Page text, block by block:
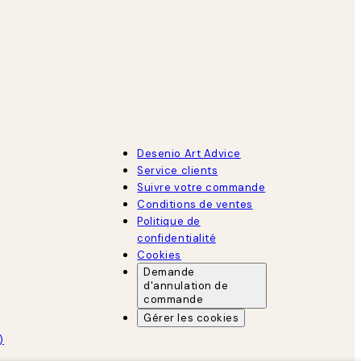
Desenio Art Advice
Service clients
Suivre votre commande
Conditions de ventes
Politique de
confidentialité
Cookies
Demande
d'annulation de
commande
Gérer les cookies